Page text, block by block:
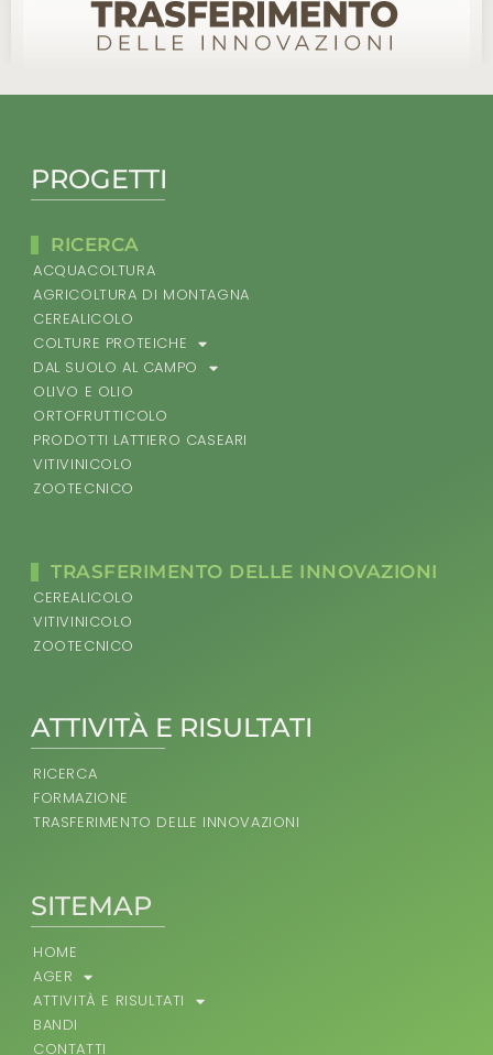
ATTIVITÀ E RISULTATI
RICERCA
FORMAZIONE
TRASFERIMENTO DELLE INNOVAZIONI
SITEMAP
HOME
AGER
ATTIVITÀ E RISULTATI
BANDI
CONTATTI
PROGETTI
RICERCA
ACQUACOLTURA
AGRICOLTURA DI MONTAGNA
CEREALICOLO
COLTURE PROTEICHE
DAL SUOLO AL CAMPO
OLIVO E OLIO
ORTOFRUTTICOLO
PRODOTTI LATTIERO CASEARI
VITIVINICOLO
ZOOTECNICO
TRASFERIMENTO DELLE INNOVAZIONI
CEREALICOLO
VITIVINICOLO
ZOOTECNICO